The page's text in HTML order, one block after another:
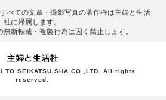
べての⽂章・撮影写真の著作権は主婦と⽣活
社に帰属します。
断転載・複製⾏為は固く禁⽌します。
TO SEIKATSU SHA CO.,LTD. All rights
reserved.